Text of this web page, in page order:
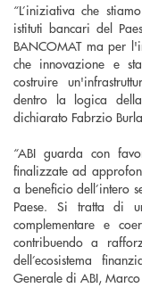
“L’iniziativa che
istituti bancari del
BANCOMAT ma per
che innovazione e
costruire
dentro la logica
dichiarato Fabrzio
“ABI guarda con
finalizzate ad
a beneficio dell’intero
Paese. Si tratta di
complementare e
contribuendo a
dell’ecosistema
Generale di ABI,